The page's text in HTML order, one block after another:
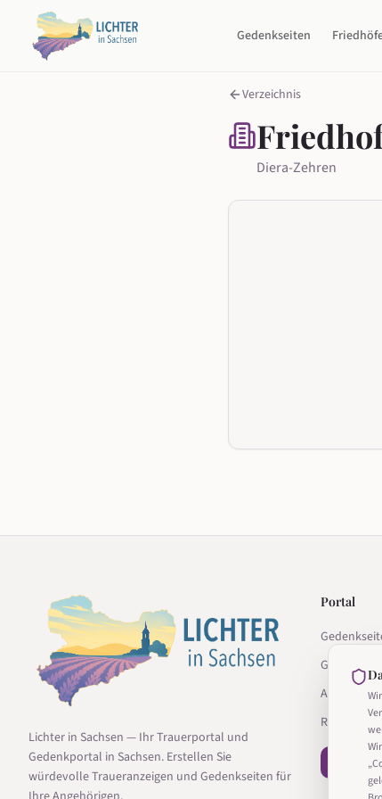
Gedenkseiten
Verzeichnis
Diera-Zehren
Lichter in Sachsen — Ihr Trauerportal und
Gedenkportal in Sachsen. Erstellen Sie
würdevolle Traueranzeigen und Gedenkseiten für
Portal
Anbieter
Ratgeber
−